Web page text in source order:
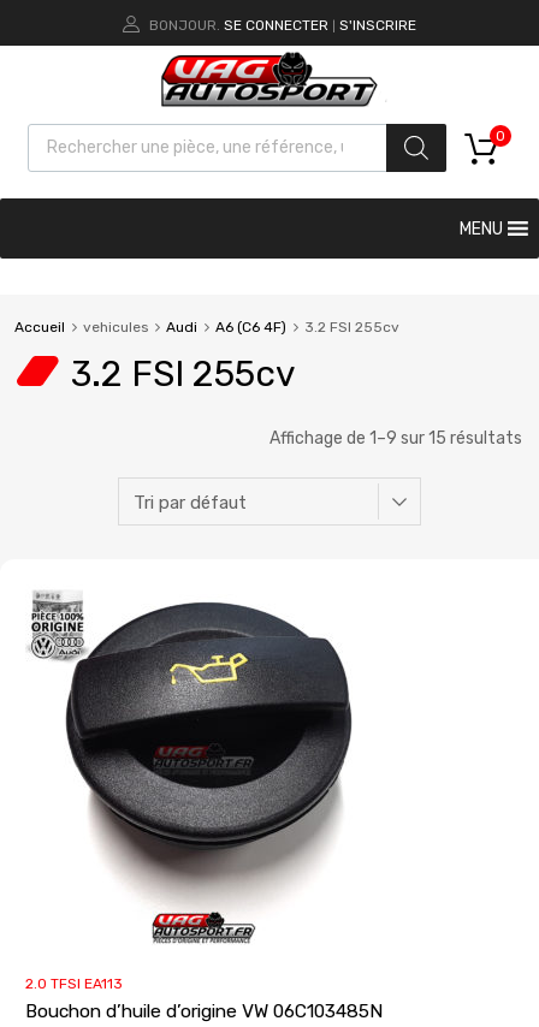
BONJOUR. SE CONNECTER S'INSCRIRE
0
MENU
Accueil vehicules Audi A6 (C6 4F) 3.2 FSI 255cv
3.2 FSI 255cv
Affichage de 1–9 sur 15 résultats
2.0 TFSI EA113
Bouchon d’huile d’origine VW 06C103485N